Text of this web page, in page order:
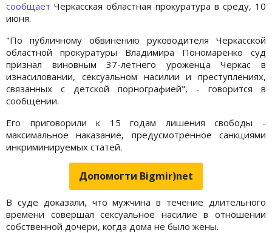
сообщаетЧеркасская областная прокуратура в среду, 10
июня.
"По публичному обвинению руководителя Черкасской
областной прокуратуры Владимира Пономаренко суд
признал виновным 37-летнего уроженца Черкас в
изнасиловании, сексуальном насилии и преступлениях,
связанных с детской порнографией", - говорится в
сообщении.
Его приговорили к 15 годам лишения свободы -
максимальное наказание, предусмотренное санкциями
инкриминируемых статей.
Допомогти Bigmir)net
В суде доказали, что мужчина в течение длительного
времени совершал сексуальное насилие в отношении
собственной дочери, когда дома не было жены.